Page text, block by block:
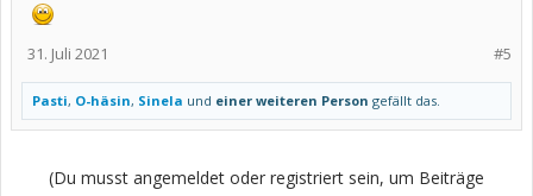
#5
31. Juli 2021
Pasti, O-häsin, Sinela und einer weiteren Person gefällt das.
(Du musst angemeldet oder registriert sein, um Beiträge